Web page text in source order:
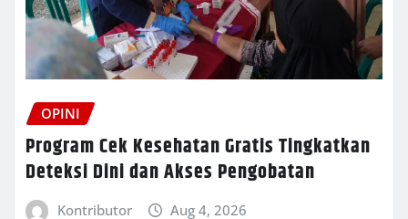
OPINI
Program Cek Kesehatan Gratis Tingkatkan
Deteksi Dini dan Akses Pengobatan
Kontributor Aug 4, 2026